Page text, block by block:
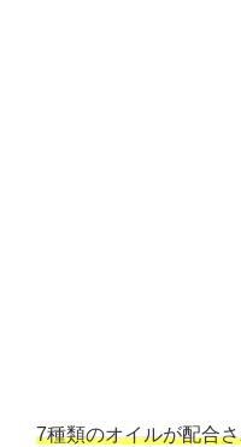
7種類のオイルが配合